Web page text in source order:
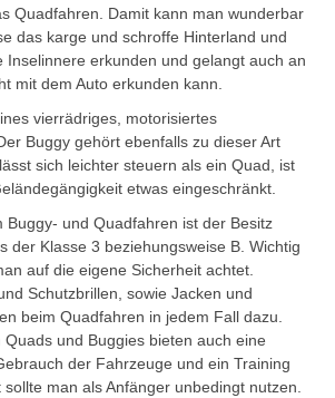
Quadfahren. Damit kann man wunderbar
das karge und schroffe Hinterland und
Inselinnere erkunden und gelangt auch an
mit dem Auto erkunden kann.
vierrädriges, motorisiertes
Buggy gehört ebenfalls zu dieser Art
sich leichter steuern als ein Quad, ist
etwas eingeschränkt.
Buggy- und Quadfahren ist der Besitz
der Klasse 3 beziehungsweise B. Wichtig
auf die eigene Sicherheit achtet.
Schutzbrillen, sowie Jacken und
beim Quadfahren in jedem Fall dazu.
Quads und Buggies bieten auch eine
der Fahrzeuge und ein Training
man als Anfänger unbedingt nutzen.